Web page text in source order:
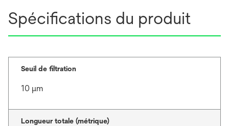
Spécifications du produit
Seuil de filtration
10 μm
Longueur totale (métrique)